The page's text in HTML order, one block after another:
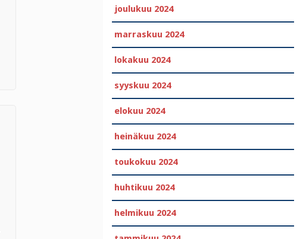
joulukuu 2024
marraskuu 2024
lokakuu 2024
syyskuu 2024
elokuu 2024
heinäkuu 2024
toukokuu 2024
huhtikuu 2024
helmikuu 2024